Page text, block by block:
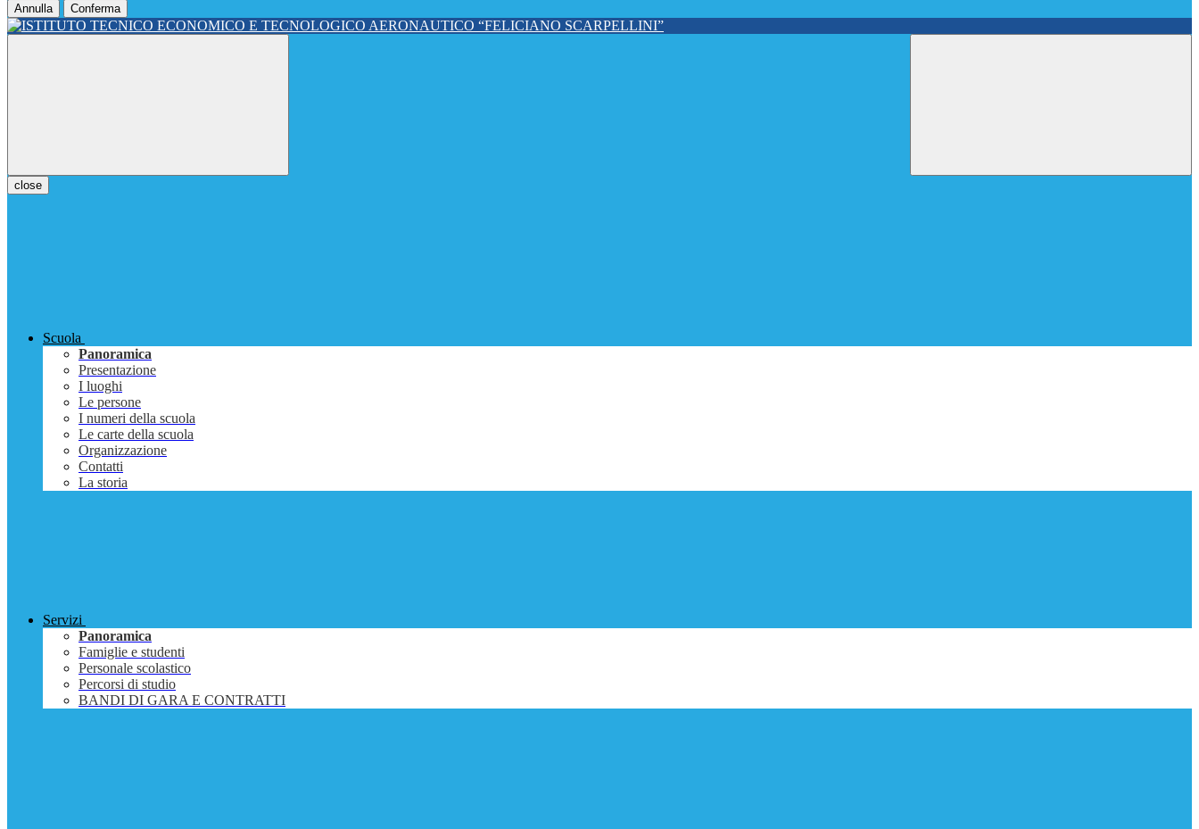
Annulla Conferma
close
Scuola
Panoramica
Presentazione
I luoghi
Le persone
I numeri della scuola
Le carte della scuola
Organizzazione
Contatti
La storia
Servizi
Panoramica
Famiglie e studenti
Personale scolastico
Percorsi di studio
BANDI DI GARA E CONTRATTI